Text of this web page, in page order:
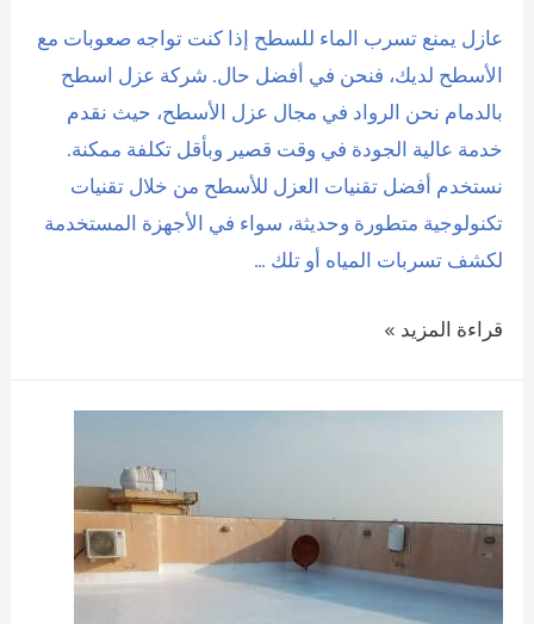
عازل يمنع تسرب الماء للسطح إذا كنت تواجه صعوبات مع
الأسطح لديك، فنحن في أفضل حال. شركة عزل اسطح
بالدمام نحن الرواد في مجال عزل الأسطح، حيث نقدم
خدمة عالية الجودة في وقت قصير وبأقل تكلفة ممكنة.
نستخدم أفضل تقنيات العزل للأسطح من خلال تقنيات
تكنولوجية متطورة وحديثة، سواء في الأجهزة المستخدمة
لكشف تسربات المياه أو تلك …
عازل
قراءة المزيد »